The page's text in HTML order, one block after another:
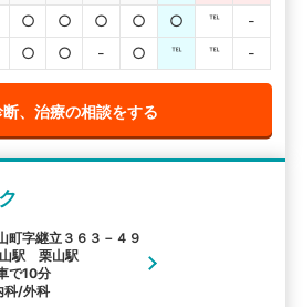
○ ○ ○ ○ ○ ℡
-
○ ○ - ○ ℡ ℡ -
断、治療の相談をする
町字継立３６３－４９
駅 栗山駅
で10分
科/外科